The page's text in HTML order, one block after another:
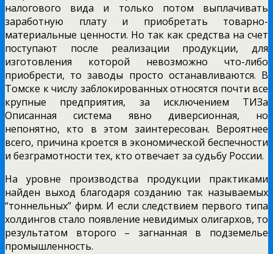
налогового вида и только потом выплачивать
заработную плату и приобретать товарно-
материальные ценности. Но так как средства на счет
поступают после реализации продукции, для
изготовления которой невозможно что-либо
приобрести, то заводы просто останавливаются. В
Томске к числу заблокированных относятся почти все
крупные предприятия, за исключением ТИЗа
Описанная система явно диверсионная, но
непонятно, кто в этом заинтересован. Вероятнее
всего, причина кроется в экономической беспечности
и безграмотности тех, кто отвечает за судьбу России.
На уровне производства продукции практиками
найден выход благодаря созданию так называемых
“тоннельных” фирм. И если следствием первого типа
холдингов стало появление невидимых олигархов, то
результатом второго – загнанная в подземелье
промышленность.